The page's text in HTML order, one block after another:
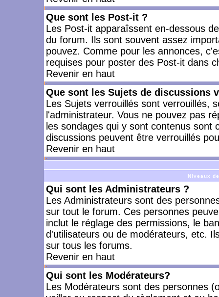
Que sont les Post-it ?
Les Post-it apparaîssent en-dessous
du forum. Ils sont souvent assez
pouvez. Comme pour les annonces,
requises pour poster des Post-it dans
Revenir en haut
Que sont les Sujets de discussions
Les Sujets verrouillés sont verrouillés,
l'administrateur. Vous ne pouvez pas
les sondages qui y sont contenus
discussions peuvent être verrouillés
Revenir en haut
Niveaux
Qui sont les Administrateurs ?
Les Administrateurs sont des
sur tout le forum. Ces personnes
inclut le réglage des permissions, le
d'utilisateurs ou de modérateurs, etc.
sur tous les forums.
Revenir en haut
Qui sont les Modérateurs?
Les Modérateurs sont des personnes